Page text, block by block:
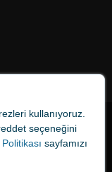
kullanıyoruz.
seçeneğini
sayfamızı